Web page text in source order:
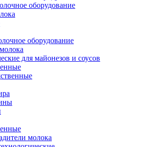
оборудование
оборудование
для майонезов и соусов
молока